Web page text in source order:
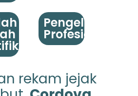
Pengelolaan
Profesional
rekam jejak